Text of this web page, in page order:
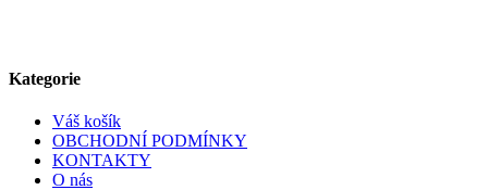
Kategorie
Váš košík
OBCHODNÍ PODMÍNKY
KONTAKTY
O nás